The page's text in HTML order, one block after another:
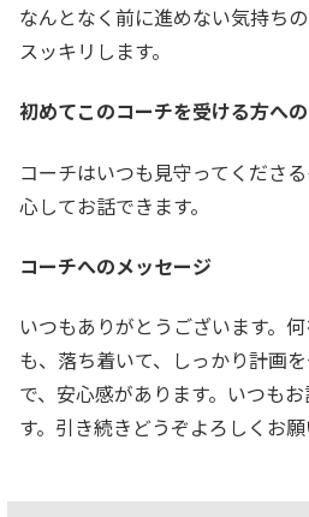
なんとなく前に進めない気持ち
スッキリします。
初めてこのコーチを受ける方へ
コーチはいつも見守ってくださ
心してお話できます。
コーチへのメッセージ
いつもありがとうございます。
も、落ち着いて、しっかり計画
で、安心感があります。いつも
す。引き続きどうぞよろしくお願